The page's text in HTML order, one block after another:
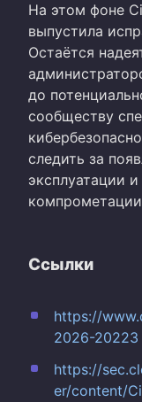
На этом фоне
выпустила
Остаётся
до
сообществу
следить за
эксплуатации
Ссылки
https://
2026-20223
https://
er/content/